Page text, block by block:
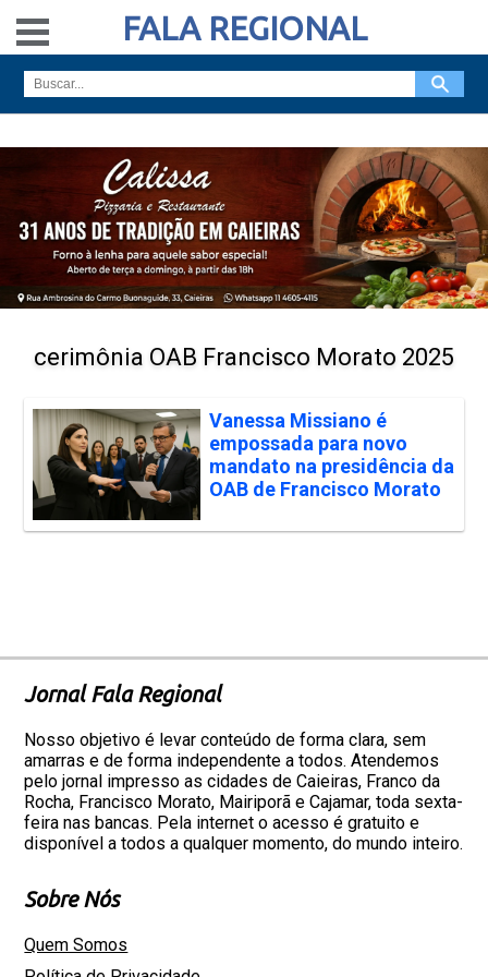
FALA REGIONAL
cerimônia OAB Francisco Morato 2025
Vanessa Missiano é
empossada para novo
mandato na presidência da
OAB de Francisco Morato
Jornal Fala Regional
Nosso objetivo é levar conteúdo de forma clara, sem
amarras e de forma independente a todos. Atendemos
pelo jornal impresso as cidades de Caieiras, Franco da
Rocha, Francisco Morato, Mairiporã e Cajamar, toda sexta-
feira nas bancas. Pela internet o acesso é gratuito e
disponível a todos a qualquer momento, do mundo inteiro.
Sobre Nós
Quem Somos